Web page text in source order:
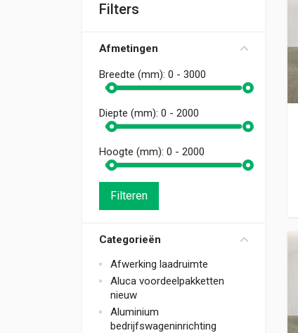
Filters
Afmetingen
Breedte (mm): 0 - 3000
Diepte (mm): 0 - 2000
Hoogte (mm): 0 - 2000
Filteren
Categorieën
Afwerking laadruimte
Aluca voordeelpakketten
nieuw
Aluminium
bedrijfswageninrichting